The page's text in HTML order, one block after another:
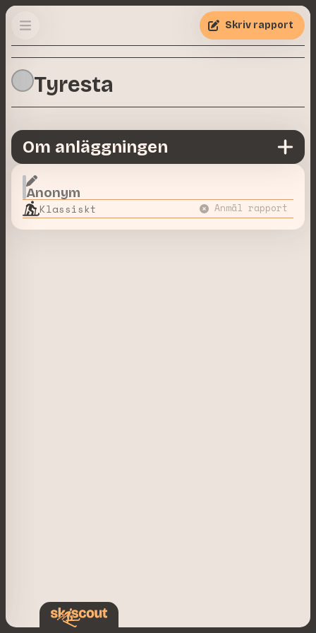
Tyresta
Skriv rapport
Anonym
Klassiskt Anmäl rapport
Om anläggningen